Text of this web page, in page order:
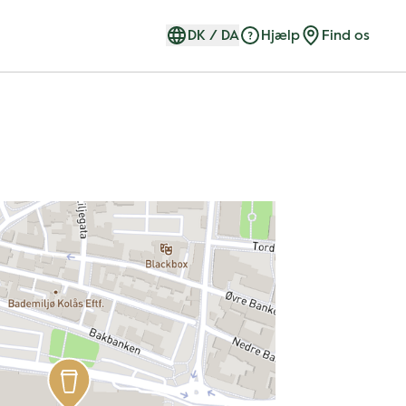
DK / DA Hjælp Find os